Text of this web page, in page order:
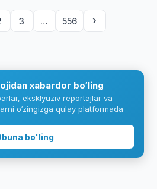
3 … 556 ›
xabardor bo‘ling
eksklyuziv reportajlar va
o‘zingizga qulay platformada
bo'ling